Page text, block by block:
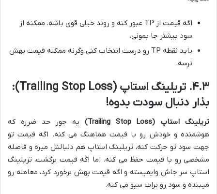
اگه قیمت از TP عبور کنه و روند خیلی قوی باشه، ممکنه از
سود بیشتر جا بمونی.
باید نقطه TP رو درست انتخاب کنی وگرنه ممکنه قیمت بهش
نرسه.
۴.۳. تریلینگ استاپ (Trailing Stop Loss):
بذار دنبال سودت بدوه!
تریلینگ استاپ (Trailing Stop Loss)
یه جور حد ضرره که
هوشمنده و خودش رو با قیمت هماهنگ می کنه. اگه قیمت تو
جهت سود تو حرکت کنه، تریلینگ استاپ هم دنبالش میره و فاصله
مشخصی رو با قیمت حفظ می کنه. اما اگه قیمت برگشت، تریلینگ
استاپ سر جاش وایمیسته و اگه قیمت بهش برخورد کرد، معامله رو
میبنده و سود رو برات سیو می کنه.